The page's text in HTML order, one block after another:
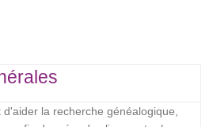
la recherche généalogique,